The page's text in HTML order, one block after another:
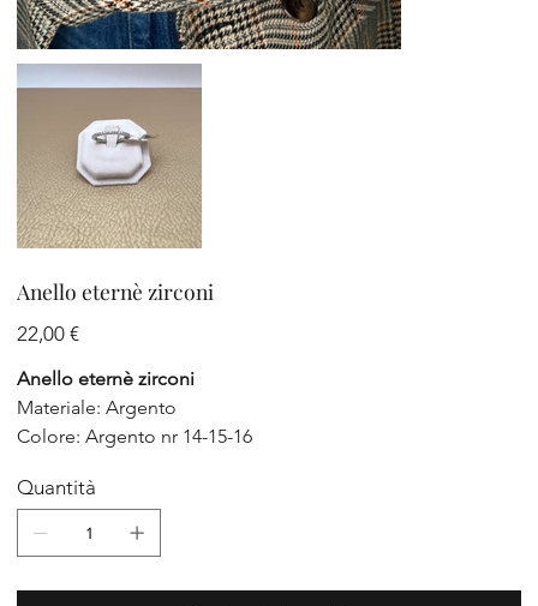
Anello eternè zirconi
Prezzo
22,00 €
Anello eternè zirconi
Materiale: Argento
Colore: Argento nr 14-15-16
Quantità